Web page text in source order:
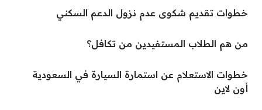
خطوات تقديم شكوى عدم نزول الدعم السكني
من هم الطلاب المستفيدين من تكافل؟
خطوات الاستعلام عن استمارة السيارة في السعودية
أون لاين